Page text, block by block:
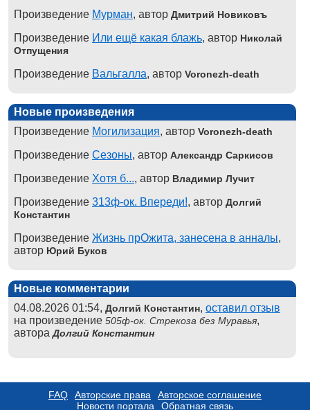
Произведение Мурман, автор Дмитрий Новиковъ
Произведение Или ещё какая блажь, автор Николай
Отпущения
Произведение Вальгалла, автор Voronezh-death
Новые произведения
Произведение Могилизация, автор Voronezh-death
Произведение Сезоны, автор Александр Саркисов
Произведение Хотя б..., автор Владимир Лучит
Произведение 313ф-ок. Впереди!, автор Долгий
Константин
Произведение Жизнь прОжита, занесена в анналы,
автор Юрий Буков
Новые комментарии
04.08.2026 01:54, Долгий Константин, оставил отзыв
на произведение 505ф-ок. Стрекоза без Муравья,
автораДолгий Константин
FAQ Авторские права
Авторское соглашение
Новости портала
Обратная связь